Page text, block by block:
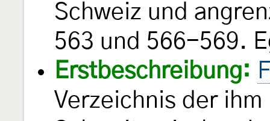
Schweiz und
563 und 566-569.
Erstbeschreibung:
Verzeichnis der